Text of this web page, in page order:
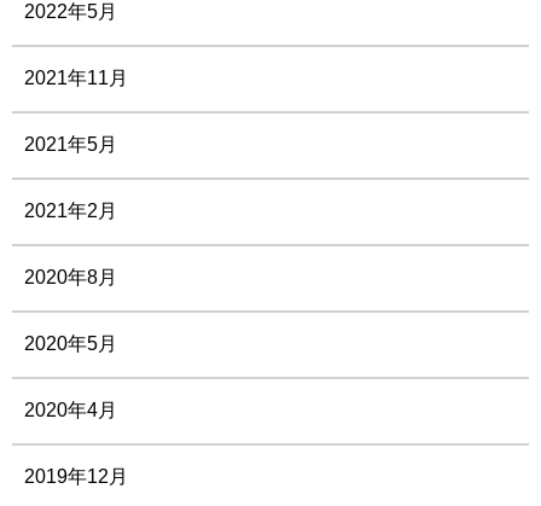
2022年5月
2021年11月
2021年5月
2021年2月
2020年8月
2020年5月
2020年4月
2019年12月